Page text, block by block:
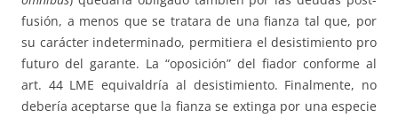
fusión, a menos que se tratara de una fianza tal que, por
su carácter indeterminado, permitiera el desistimiento pro
futuro del garante. La “oposición” del fiador conforme al
art. 44 LME equivaldría al desistimiento. Finalmente, no
debería aceptarse que la fianza se extinga por una especie